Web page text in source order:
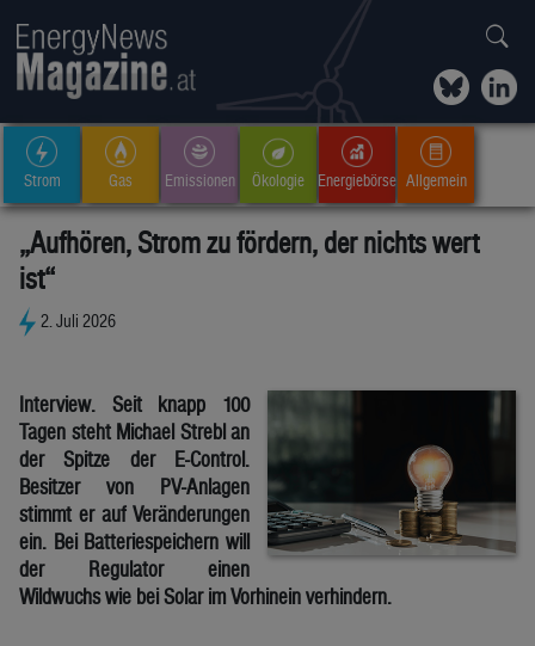
Strom Gas Emissionen Ökologie Energiebörse Allgemein
„Aufhören, Strom zu fördern, der nichts wert
ist“
2. Juli 2026
Interview. Seit knapp 100
Tagen steht Michael Strebl an
der Spitze der E-Control.
Besitzer von PV-Anlagen
stimmt er auf Veränderungen
ein. Bei Batteriespeichern will
der Regulator einen
Wildwuchs wie bei Solar im Vorhinein verhindern.